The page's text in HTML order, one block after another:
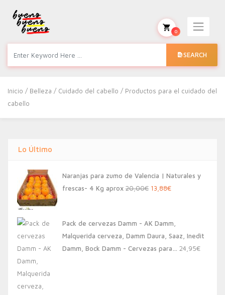
SEARCH
0
Inicio / Belleza / Cuidado del cabello / Productos para el cuidado del
cabello
Lo Último
Naranjas para zumo de Valencia | Naturales y
frescas- 4 Kg aprox 20,00€ El
era:
20,00€.
13,88€El
es:
13,88€.
Pack de cervezas Damm - AK Damm,
Malquerida cerveza, Damm Daura, Saaz, Inedit
Damm, Bock Damm - Cervezas para… 24,95€